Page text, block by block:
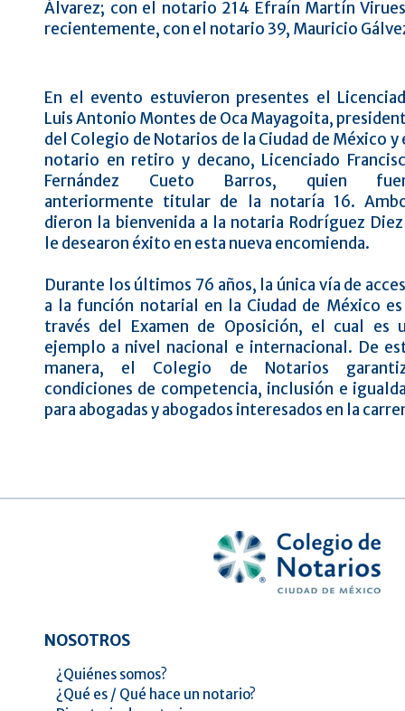
Álvarez; con el notario 214 Efraín Martín
recientemente, con el notario 39, Mauricio
En el evento estuvieron presentes el
Luis Antonio Montes de Oca Mayagoita,
del Colegio de Notarios de la Ciudad de México y
notario en retiro y decano, Licenciado
Fernández Cueto Barros, quien
anteriormente titular de la notaría 16.
dieron la bienvenida a la notaria Rodríguez
le desearon éxito en esta nueva encomienda.
Durante los últimos 76 años, la única vía de
a la función notarial en la Ciudad de México es
través del Examen de Oposición, el cual es
ejemplo a nivel nacional e internacional. De
manera, el Colegio de Notarios
condiciones de competencia, inclusión e
para abogadas y abogados interesados en la
NOSOTROS
¿Quiénes somos?
¿Qué es / Qué hace un notario?